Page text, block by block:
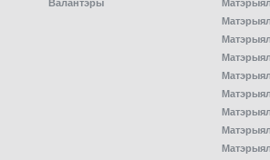
Валантэры